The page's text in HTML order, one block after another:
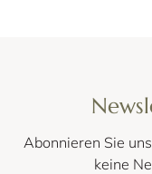
Abonnieren Sie
keine